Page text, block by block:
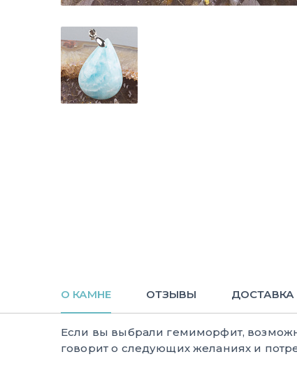
О КАМНЕ ОТЗЫВЫ ДОСТАВКА
Если вы выбрали гемиморфит,
говорит о следующих желаниях и